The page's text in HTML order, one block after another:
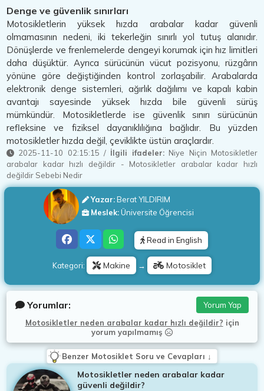
Denge ve güvenlik sınırları
Motosikletlerin yüksek hızda arabalar kadar güvenli
olmamasının nedeni, iki tekerleğin sınırlı yol tutuş alanıdır.
Dönüşlerde ve frenlemelerde dengeyi korumak için hız limitleri
daha düşüktür. Ayrıca sürücünün vücut pozisyonu, rüzgârın
yönüne göre değiştiğinden kontrol zorlaşabilir. Arabalarda
elektronik denge sistemleri, ağırlık dağılımı ve kapalı kabin
avantajı sayesinde yüksek hızda bile güvenli sürüş
mümkündür. Motosikletlerde ise güvenlik sınırı sürücünün
refleksine ve fiziksel dayanıklılığına bağlıdır. Bu yüzden
motosikletler hızda değil, çeviklikte üstün araçlardır.
2025-11-10 02:15:15 / İlgili ifadeler: Niye Niçin Motosikletler
arabalar kadar hızlı değildir- Motosikletler arabalar kadar hızlı
değildir Sebebi Nedir
Yazar:Berat YILDIRIM
Meslek:Üniversite Öğrencisi
Kategori: Makine → Motosiklet
Read in English
Yorumlar:
Motosikletler neden arabalar kadar hızlı değildir? için
yorum yapılmamış
Yorum Yap
Benzer Motosiklet Soru ve Cevapları ↓
Motosikletler neden arabalar kadar
güvenli değildir?